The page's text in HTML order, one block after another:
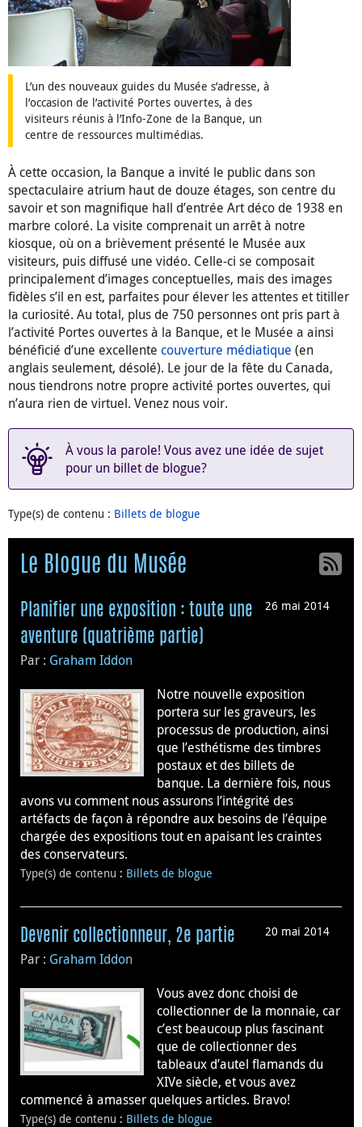
L’un des nouveaux guides du Musée s’adresse, à
l’occasion de l’activité Portes ouvertes, à des
visiteurs réunis à l’Info-Zone de la Banque, un
centre de ressources multimédias.
À cette occasion, la Banque a invité le public dans son
spectaculaire atrium haut de douze étages, son centre du
savoir et son magnifique hall d’entrée Art déco de 1938 en
marbre coloré. La visite comprenait un arrêt à notre
kiosque, où on a brièvement présenté le Musée aux
visiteurs, puis diffusé une vidéo. Celle-ci se composait
principalement d’images conceptuelles, mais des images
fidèles s’il en est, parfaites pour élever les attentes et titiller
la curiosité. Au total, plus de 750 personnes ont pris part à
l’activité Portes ouvertes à la Banque, et le Musée a ainsi
bénéficié d’une excellente couverture médiatique (en
anglais seulement, désolé). Le jour de la fête du Canada,
nous tiendrons notre propre activité portes ouvertes, qui
n’aura rien de virtuel. Venez nous voir.
À vous la parole! Vous avez une idée de sujet
pour un billet de blogue?
Type(s) de contenu : Billets de blogue
Le Blogue du Musée
26 mai 2014
Planifier une exposition : toute une
aventure (quatrième partie)
Par : Graham Iddon
Notre nouvelle exposition
portera sur les graveurs, les
processus de production, ainsi
que l’esthétisme des timbres
postaux et des billets de
banque. La dernière fois, nous
avons vu comment nous assurons l’intégrité des
artéfacts de façon à répondre aux besoins de l’équipe
chargée des expositions tout en apaisant les craintes
des conservateurs.
Type(s) de contenu : Billets de blogue
20 mai 2014
Devenir collectionneur, 2e partie
Par : Graham Iddon
Vous avez donc choisi de
collectionner de la monnaie, car
c’est beaucoup plus fascinant
que de collectionner des
tableaux d’autel flamands du
XIVe siècle, et vous avez
commencé à amasser quelques articles. Bravo!
Type(s) de contenu : Billets de blogue